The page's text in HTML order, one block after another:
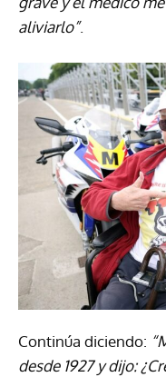
aliviarlo”.
Continúa diciendo:
desde 1927 y dijo: